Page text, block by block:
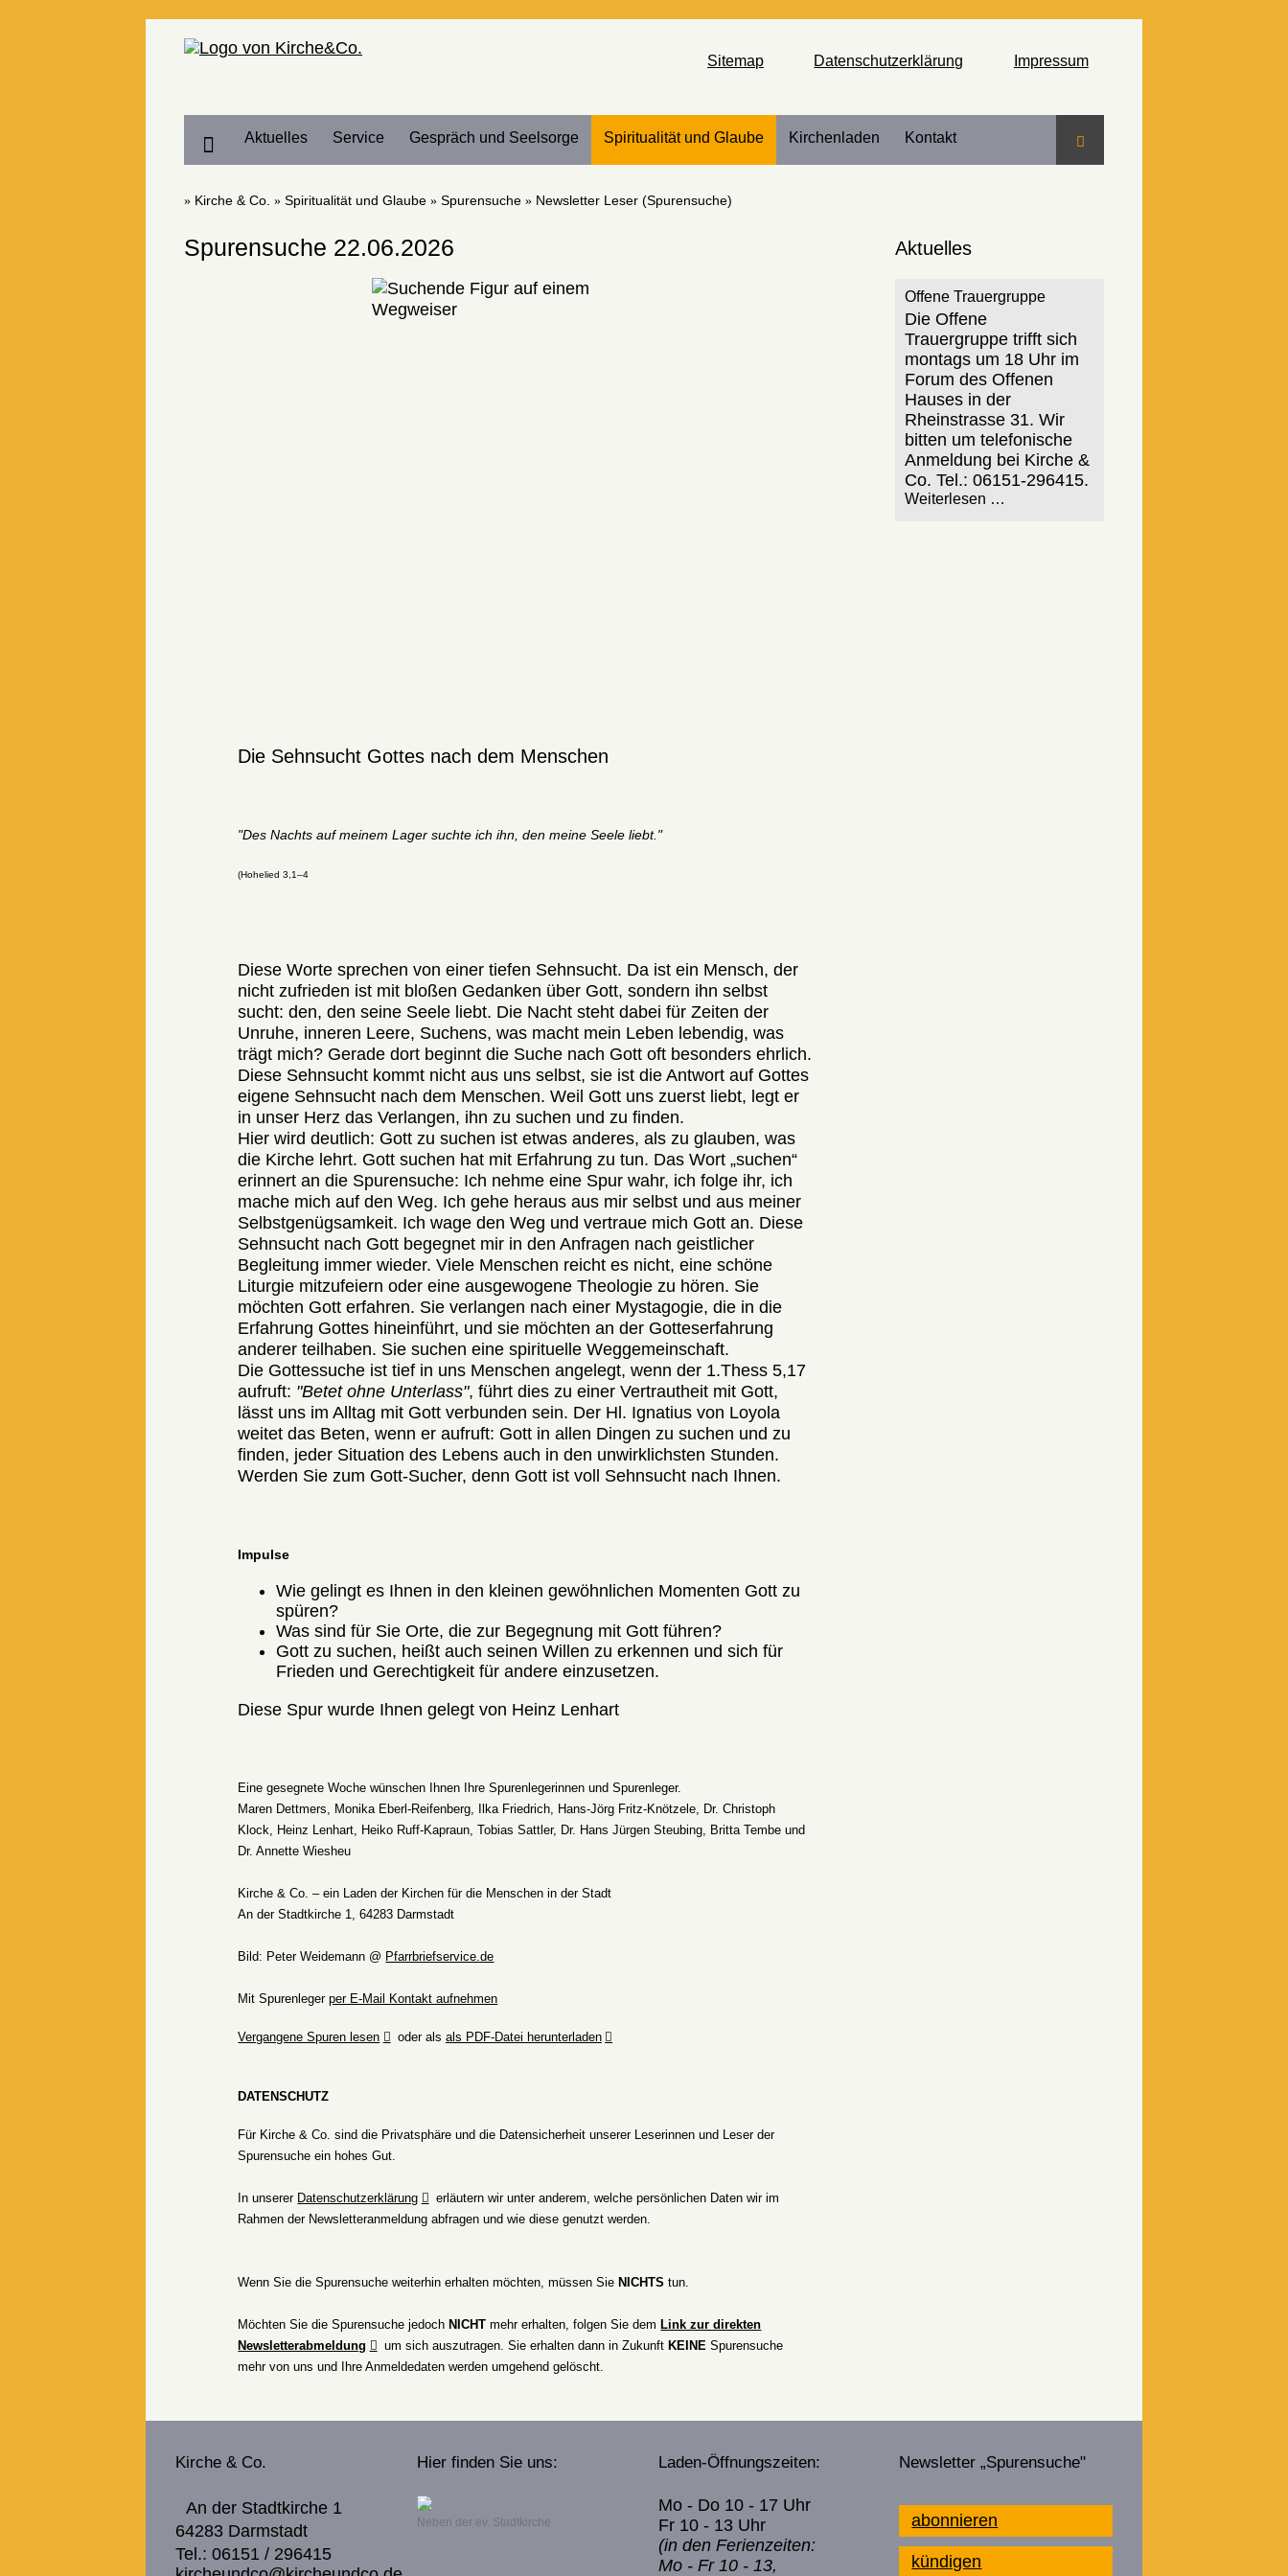
Impressum
Datenschutzerklärung
Sitemap
Aktuelles Service Gespräch und Seelsorge Spiritualität und Glaube Kirchenladen Kontakt Suche
Kirche & Co. Spiritualität und Glaube Spurensuche Newsletter Leser (Spurensuche)
Spurensuche 22.06.2026
Die Sehnsucht Gottes nach dem Menschen
"Des Nachts auf meinem Lager suchte ich ihn, den meine Seele liebt."
(Hohelied 3,1–4
Diese Worte sprechen von einer tiefen Sehnsucht. Da ist ein Mensch, der
nicht zufrieden ist mit bloßen Gedanken über Gott, sondern ihn selbst
sucht: den, den seine Seele liebt. Die Nacht steht dabei für Zeiten der
Unruhe, inneren Leere, Suchens, was macht mein Leben lebendig, was
trägt mich? Gerade dort beginnt die Suche nach Gott oft besonders ehrlich.
Diese Sehnsucht kommt nicht aus uns selbst, sie ist die Antwort auf Gottes
eigene Sehnsucht nach dem Menschen. Weil Gott uns zuerst liebt, legt er
in unser Herz das Verlangen, ihn zu suchen und zu finden.
Hier wird deutlich: Gott zu suchen ist etwas anderes, als zu glauben, was
die Kirche lehrt. Gott suchen hat mit Erfahrung zu tun. Das Wort „suchen“
erinnert an die Spurensuche: Ich nehme eine Spur wahr, ich folge ihr, ich
mache mich auf den Weg. Ich gehe heraus aus mir selbst und aus meiner
Selbstgenügsamkeit. Ich wage den Weg und vertraue mich Gott an. Diese
Sehnsucht nach Gott begegnet mir in den Anfragen nach geistlicher
Begleitung immer wieder. Viele Menschen reicht es nicht, eine schöne
Liturgie mitzufeiern oder eine ausgewogene Theologie zu hören. Sie
möchten Gott erfahren. Sie verlangen nach einer Mystagogie, die in die
Erfahrung Gottes hineinführt, und sie möchten an der Gotteserfahrung
anderer teilhaben. Sie suchen eine spirituelle Weggemeinschaft.
Die Gottessuche ist tief in uns Menschen angelegt, wenn der 1.Thess 5,17
aufruft: "Betet ohne Unterlass", führt dies zu einer Vertrautheit mit Gott,
lässt uns im Alltag mit Gott verbunden sein. Der Hl. Ignatius von Loyola
weitet das Beten, wenn er aufruft: Gott in allen Dingen zu suchen und zu
finden, jeder Situation des Lebens auch in den unwirklichsten Stunden.
Werden Sie zum Gott-Sucher, denn Gott ist voll Sehnsucht nach Ihnen.
Impulse
Wie gelingt es Ihnen in den kleinen gewöhnlichen Momenten Gott zu
spüren?
Was sind für Sie Orte, die zur Begegnung mit Gott führen?
Gott zu suchen, heißt auch seinen Willen zu erkennen und sich für
Frieden und Gerechtigkeit für andere einzusetzen.
Diese Spur wurde Ihnen gelegt von Heinz Lenhart
Eine gesegnete Woche wünschen Ihnen Ihre Spurenlegerinnen und Spurenleger.
Maren Dettmers, Monika Eberl-Reifenberg, Ilka Friedrich, Hans-Jörg Fritz-Knötzele, Dr. Christoph
Klock, Heinz Lenhart, Heiko Ruff-Kapraun, Tobias Sattler, Dr. Hans Jürgen Steubing, Britta Tembe und
Dr. Annette Wiesheu
Kirche & Co. – ein Laden der Kirchen für die Menschen in der Stadt
An der Stadtkirche 1, 64283 Darmstadt
Bild: Peter Weidemann @ Pfarrbriefservice.de
Mit Spurenlegerper E-Mail Kontakt aufnehmen
Vergangene Spuren lesen oder als als PDF-Datei herunterladen
DATENSCHUTZ
Für Kirche & Co. sind die Privatsphäre und die Datensicherheit unserer Leserinnen und Leser der
Spurensuche ein hohes Gut.
In unserer Datenschutzerklärung
erläutern wir unter anderem, welche persönlichen Daten wir im
Rahmen der Newsletteranmeldung abfragen und wie diese genutzt werden.
Wenn Sie die Spurensuche weiterhin erhalten möchten, müssen Sie NICHTS tun.
Möchten Sie die Spurensuche jedoch NICHT mehr erhalten, folgen Sie dem Link zur direkten
Newsletterabmeldung
um sich auszutragen. Sie erhalten dann in Zukunft KEINESpurensuche
mehr von uns und Ihre Anmeldedaten werden umgehend gelöscht.
Aktuelles
Offene Trauergruppe
Die Offene
Trauergruppe trifft sich
montags um 18 Uhr im
Forum des Offenen
Hauses in der
Rheinstrasse 31. Wir
bitten um telefonische
Anmeldung bei Kirche &
Co. Tel.: 06151-296415.
Weiterlesen …
Kirche & Co.
An der Stadtkirche 1
64283 Darmstadt
Tel.: 06151 / 296415
Hier finden Sie uns:
Neben der ev. Stadtkirche
Laden-Öffnungszeiten:
Mo - Do 10 - 17 Uhr
Fr 10 - 13 Uhr
(in den Ferienzeiten:
Mo - Fr 10 - 13,
Newsletter „Spurensuche"
abonnieren
kündigen